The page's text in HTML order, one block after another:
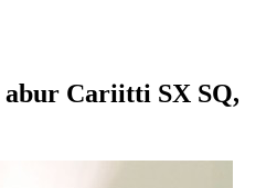
Cariitti SX SQ,